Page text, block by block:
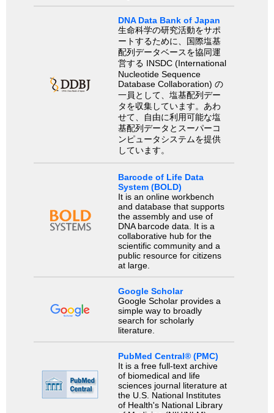
DNA Data Bank of Japan
生命科学の研究活動をサポ
ートするために、国際塩基
配列データベースを協同運
営する INSDC (International
Nucleotide Sequence
Database Collaboration) の
一員として、塩基配列デー
タを収集しています。あわ
せて、自由に利用可能な塩
基配列データとスーパーコ
ンピュータシステムを提供
しています。
Barcode of Life Data
System (BOLD)
It is an online workbench
and database that supports
the assembly and use of
DNA barcode data. It is a
collaborative hub for the
scientific community and a
public resource for citizens
at large.
Google Scholar
Google Scholar provides a
simple way to broadly
search for scholarly
literature.
PubMed Central® (PMC)
It is a free full-text archive
of biomedical and life
sciences journal literature at
the U.S. National Institutes
of Health's National Library